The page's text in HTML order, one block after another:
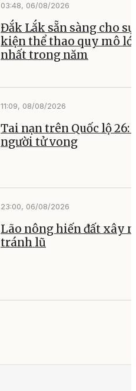
03:48, 06/08/2026
Đắk Lắk sẵn sàng cho sự
kiện thể thao quy mô
nhất trong năm
11:09, 08/08/2026
Tai nạn trên Quốc lộ 26:
người tử vong
23:00, 06/08/2026
Lão nông hiến đất xây
tránh lũ